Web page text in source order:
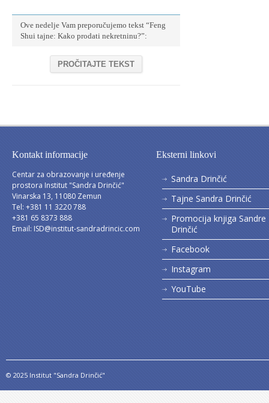
Ove nedelje Vam preporučujemo tekst “Feng
Shui tajne: Kako prodati nekretninu?”:
PROČITAJTE TEKST
Kontakt informacije
Centar za obrazovanje i uređenje
prostora Institut "Sandra Drinčić"
Vinarska 13, 11080 Zemun
Tel: +381 11 3220 788
+381 65 8373 888
Email: ISD@institut-sandradrincic.com
Eksterni linkovi
Sandra Drinčić
Tajne Sandra Drinčić
Promocija knjiga Sandre
Drinčić
Facebook
Instagram
YouTube
© 2025 Institut "Sandra Drinčić"